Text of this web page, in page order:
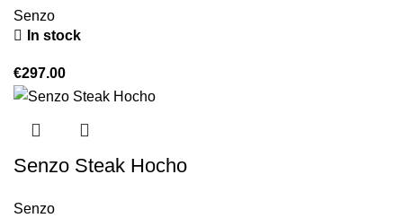
Senzo
In stock
€297.00
Senzo Steak Hocho
Senzo